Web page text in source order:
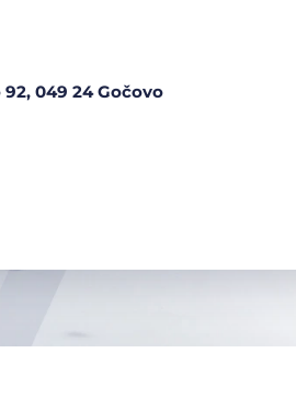
92, 049 24 Gočovo